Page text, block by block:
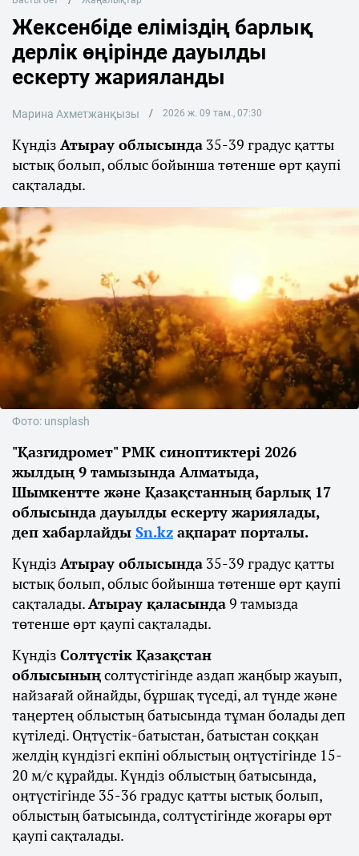
Жексенбіде еліміздің барлық
дерлік өңірінде дауылды
ескерту жарияланды
Марина Ахметжанқызы 2026 ж. 09 там., 07:30
Күндіз Атырау облысында 35-39 градус қатты
ыстық болып, облыс бойынша төтенше өрт қаупі
сақталады.
Фото: unsplash
"Қазгидромет" РМК синоптиктері 2026
жылдың 9 тамызында Алматыда,
Шымкентте және Қазақстанның барлық 17
облысында дауылды ескерту жариялады,
деп хабарлайды Sn.kz ақпарат порталы.
Күндіз Атырау облысында 35-39 градус қатты
ыстық болып, облыс бойынша төтенше өрт қаупі
сақталады.Атырау қаласында9 тамызда
төтенше өрт қаупі сақталады.
Күндіз Солтүстік Қазақстан
облысыныңсолтүстігінде аздап жаңбыр жауып,
найзағай ойнайды, бұршақ түседі, ал түнде және
таңертең облыстың батысында тұман болады деп
күтіледі. Оңтүстік-батыстан, батыстан соққан
желдің күндізгі екпіні облыстың оңтүстігінде 15-
20 м/с құрайды. Күндіз облыстың батысында,
оңтүстігінде 35-36 градус қатты ыстық болып,
облыстың батысында, солтүстігінде жоғары өрт
қаупі сақталады.